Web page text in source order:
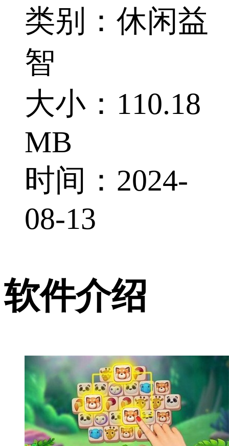
类别：休闲益
智
大小：110.18
MB
时间：2024-
08-13
软件介绍